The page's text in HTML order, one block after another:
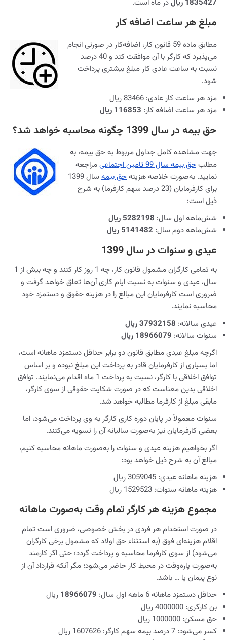
1835427 ریال در ماه است.
مبلغ هر ساعت اضافه کار
مطابق ماده 59 قانون کار، اضافه‌کار در صورتی انجام
می‌پذیرد که کارگر با آن موافقت کند و 40 درصد
نسبت به ساعت عادی کار مبلغ بیشتری پرداخت
شود.
مزد هر ساعت کار عادی: 83466 ریال
مزد هر ساعت اضافه کار: 116853 ریال
حق بیمه در سال 1399 چگونه محاسبه خواهد شد؟
جهت مشاهده کامل جداول مربوط به حق بیمه، به
مطلبحق بیمه سال 99 تامین اجتماعی
مراجعه
نمایید. به‌صورت خلاصه هزینهحق بیمه
سال 1399
برای کارفرمایان (23 درصد سهم کارفرما) به شرح
ذیل است:
شش‌ماهه اول سال: 5282198 ریال
شش‌ماهه دوم سال: 5141482 ریال
عیدی و سنوات در سال 1399
به تمامی کارگران مشمول قانون کار، چه 1 روز کار کنند و چه بیش از 1
سال، عیدی و سنوات به نسبت ایام کاری آن‌ها تعلق خواهد گرفت و
ضروری است کارفرمایان این مبالغ را در هزینه حقوق و دستمزد خود
محاسبه نمایند.
عیدی سالانه: 37932158 ریال
سنوات سالانه: 18966079 ریال
اگرچه مبلغ عیدی مطابق قانون دو برابر حداقل دستمزد ماهانه است،
اما بسیاری از کارفرمایان قادر به پرداخت این مبلغ نبوده و بر اساس
توافق اخلاقی با کارگر، نسبت به پرداخت 1 ماه اقدام می‌نمایند. توافق
اخلاقی بدین معناست که در صورت شکایت حقوقی از سوی کارگر،
مابقی مبلغ از کارفرما مطالبه خواهد شد.
سنوات معمولاً در پایان دوره کاری کارگر به وی پرداخت می‌شود، اما
بعضی کارفرمایان نیز به‌صورت سالیانه آن را تسویه می‌کنند.
اگر بخواهیم هزینه عیدی و سنوات را به‌صورت ماهانه محاسبه کنیم،
مبالغ آن به شرح ذیل خواهد بود:
هزینه ماهانه عیدی: 3059045 ریال
هزینه ماهانه سنوات: 1529523 ریال
مجموع هزینه هر کارگر تمام وقت به‌صورت ماهانه
در صورت استخدام هر فردی در بخش خصوصی، ضروری است تمام
اقلام هزینه‌ای فوق (به استثناء حق اولاد که مشمول برخی کارگران
می‌شود) از سوی کارفرما محاسبه و پرداخت گردد؛ حتی اگر کارمند
به‌صورت پاره‌وقت در محیط کار حاضر می‌شود؛ مگر آنکه قرارداد آن از
نوع پیمان یا … باشد.
حداقل دستمزد ماهانه 6 ماهه اول سال:
18966079 ریال
بن کارگری: 4000000 ریال
حق مسکن: 1000000 ریال
کسر می‌شود: 7 درصد بیمه سهم کارگر: 1607626 ریال